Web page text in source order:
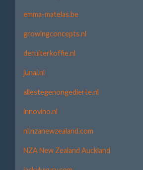
emma-matelas.be
growingconcepts.nl
deruiterkoffie.nl
junai.nl
allestegenongedierte.nl
innovino.nl
nl.nzanewzealand.com
NZA New Zealand Auckland